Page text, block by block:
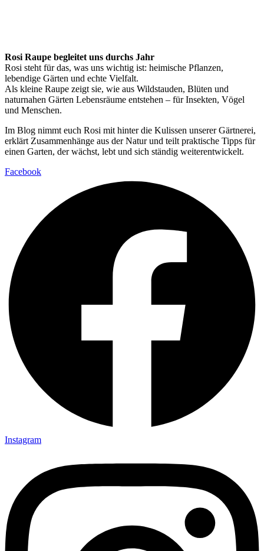
Rosi Raupe begleitet uns durchs Jahr
Rosi steht für das, was uns wichtig ist: heimische Pflanzen,
lebendige Gärten und echte Vielfalt.
Als kleine Raupe zeigt sie, wie aus Wildstauden, Blüten und
naturnahen Gärten Lebensräume entstehen – für Insekten, Vögel
und Menschen.
Im Blog nimmt euch Rosi mit hinter die Kulissen unserer Gärtnerei,
erklärt Zusammenhänge aus der Natur und teilt praktische Tipps für
einen Garten, der wächst, lebt und sich ständig weiterentwickelt.
Facebook
Instagram